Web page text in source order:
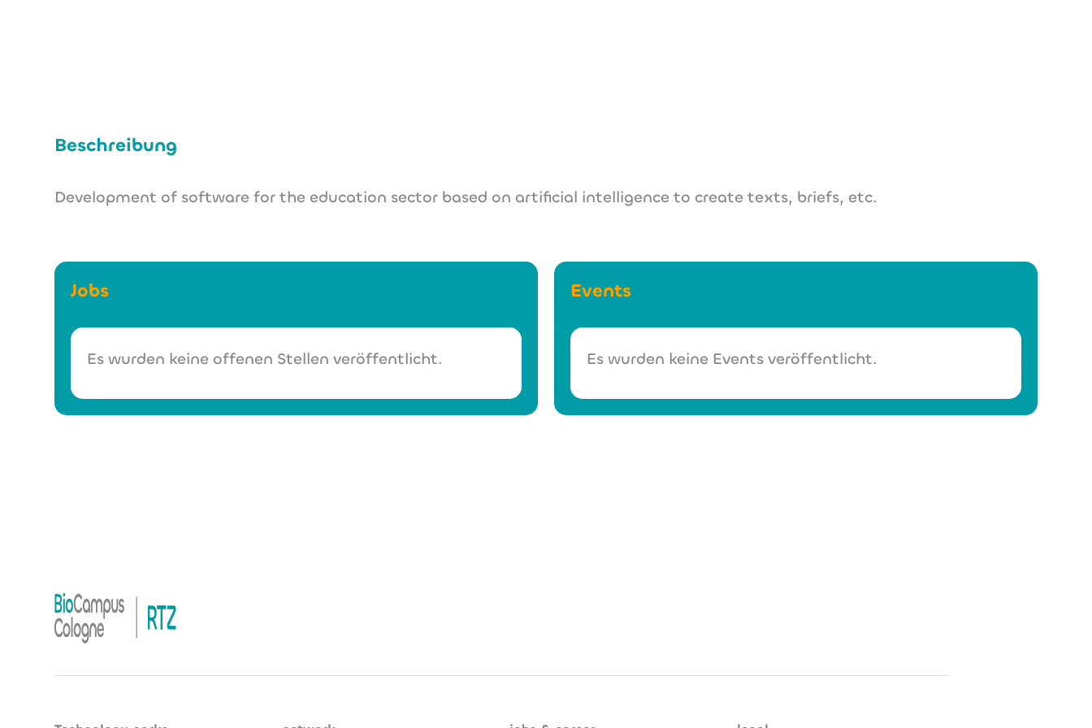
Beschreibung
Development of software for the education sector based on artificial intelligence to create texts, briefs, etc.
Jobs
Es wurden keine offenen Stellen veröffentlicht.
Events
Es wurden keine Events veröffentlicht.